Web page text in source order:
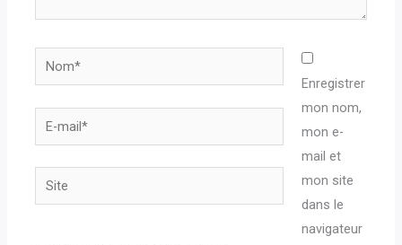
Nom*
E-
mail*
Site
Enregistrer
mon nom,
mon e-
mail et
mon site
dans le
navigateur